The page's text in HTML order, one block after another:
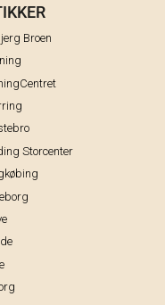
Broen
Storcenter